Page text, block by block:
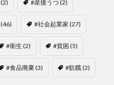
(2) #産後うつ (2)
(46) #社会起業家 (27)
#衛生 (2) #貧困 (5)
#食品廃棄(3) #飢餓(2)